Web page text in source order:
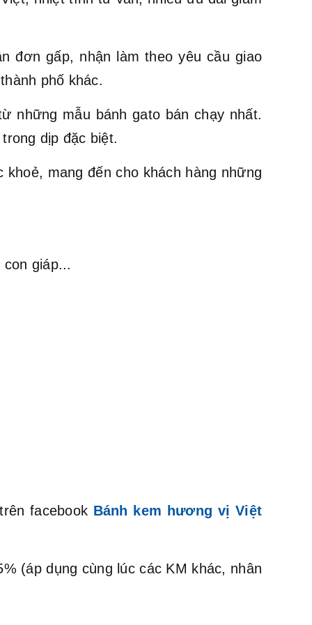
đơn gấp, nhận làm theo yêu cầu giao
phố khác.
những mẫu bánh gato bán chạy nhất.
dịp đặc biệt.
mang đến cho khách hàng những
giáp...
facebook Bánh kem hương vị Việt
(áp dụng cùng lúc các KM khác, nhân